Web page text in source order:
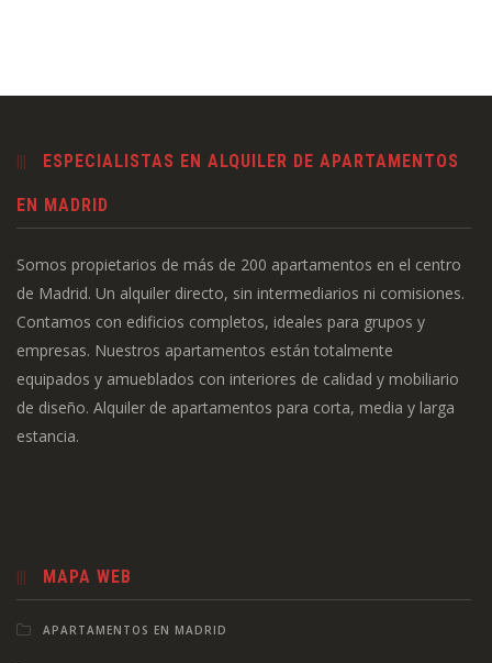
ESPECIALISTAS EN ALQUILER DE APARTAMENTOS
EN MADRID
Somos propietarios de más de 200 apartamentos en el centro
de Madrid. Un alquiler directo, sin intermediarios ni comisiones.
Contamos con edificios completos, ideales para grupos y
empresas. Nuestros apartamentos están totalmente
equipados y amueblados con interiores de calidad y mobiliario
de diseño. Alquiler de apartamentos para corta, media y larga
estancia.
MAPA WEB
APARTAMENTOS EN MADRID